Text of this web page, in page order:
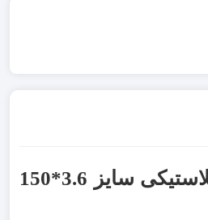
بست کمربندی پلاستیکی سایز 3.6*150